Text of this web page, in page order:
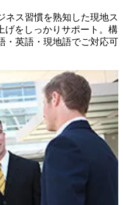
ネス習慣を熟知した現地ス
げをしっかりサポート。構
・英語・現地語でご対応可